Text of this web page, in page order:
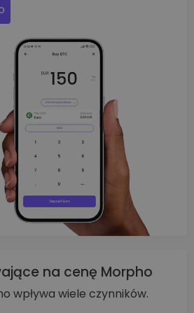
na cenę Morpho
wpływa wiele czynników.